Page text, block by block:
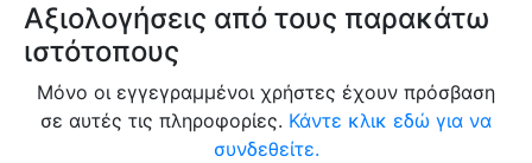
Αξιολογήσεις από τους παρακάτω
ιστότοπους
Μόνο οι εγγεγραμμένοι χρήστες έχουν πρόσβαση
σε αυτές τις πληροφορίες. Κάντε κλικ εδώ για να
συνδεθείτε.